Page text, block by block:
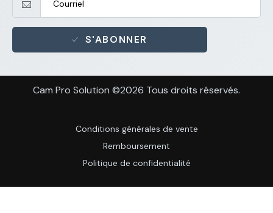
S'ABONNER
Cam Pro Solution ©2026 Tous droits réservés.
Conditions générales de vente
Remboursement
Politique de confidentialité